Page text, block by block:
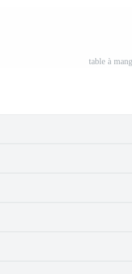
table à